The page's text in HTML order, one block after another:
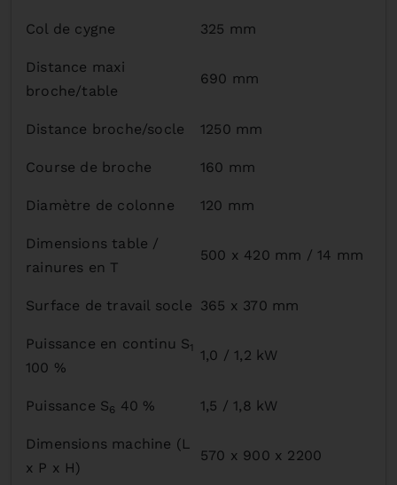
Col de cygne 325 mm
Distance maxi
broche/table
690 mm
Distance broche/socle 1250 mm
Course de broche 160 mm
Diamètre de colonne 120 mm
Dimensions table /
rainures en T
500 x 420 mm / 14 mm
Surface de travail socle 365 x 370 mm
Puissance en continu S1
100 %
1,0 / 1,2 kW
Puissance S6 40 % 1,5 / 1,8 kW
Dimensions machine (L
x P x H)
570 x 900 x 2200